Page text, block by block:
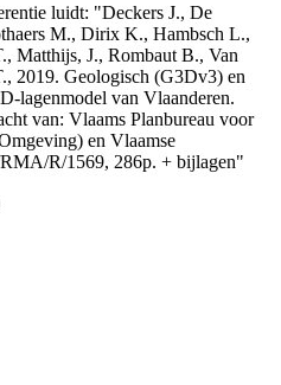
luidt: "Deckers J., De
M., Dirix K., Hambsch L.,
Matthijs, J., Rombaut B., Van
2019. Geologisch (G3Dv3) en
lagenmodel van Vlaanderen.
van: Vlaams Planbureau voor
en Vlaamse
R/1569, 286p. + bijlagen"